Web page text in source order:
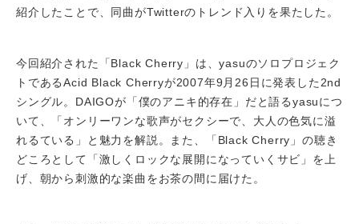
紹介したことで、同曲がTwitterのトレンド入りを果たした。
今回紹介された「Black Cherry」は、yasuのソロプロジェク
トであるAcid Black Cherryが2007年9月26日に発表した2nd
シングル。DAIGOが「僕のアニキ的存在」だと語るyasuにつ
いて、「オンリーワンな歌声がセクシーで、大人の色気に溢
れるている」と魅力を解説。また、「Black Cherry」の聴き
どころとして「激しくロックな展開になっていくサビ」を上
げ、朝から刺激的な楽曲をお茶の間に届けた。